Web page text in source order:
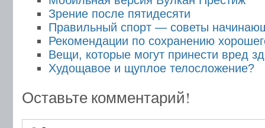
Зрение после пятидесяти
Правильный спорт — советы
Рекомендации по сохранению
Вещи, которые могут принести вред
Худощавое и щуплое телосложение?
Оставьте комментарий!